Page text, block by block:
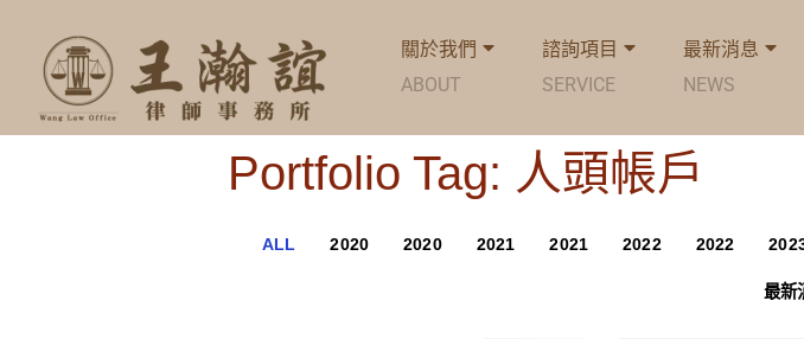
關於我們
ABOUT
諮詢項目
SERVICE
最新消息
NEWS
Portfolio Tag: 人頭帳戶
ALL 2020 2020 2021 2021 2022 2022
最新